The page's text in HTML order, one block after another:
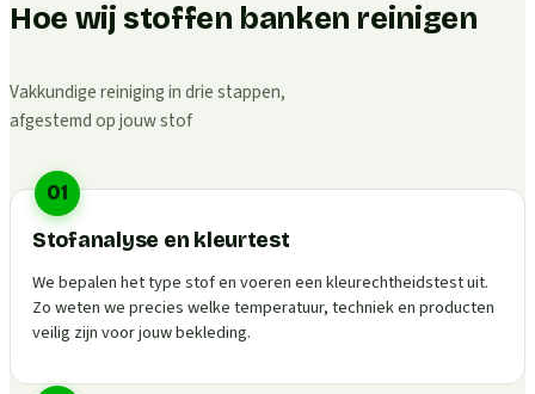
Hoe wij stoffen banken reinigen
Vakkundige reiniging in drie stappen,
afgestemd op jouw stof
01
Stofanalyse en kleurtest
We bepalen het type stof en voeren een kleurechtheidstest uit.
Zo weten we precies welke temperatuur, techniek en producten
veilig zijn voor jouw bekleding.